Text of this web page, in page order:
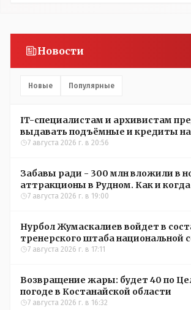
Новости
Новые Популярные
IT-специалистам и архивистам
выдавать подъёмные и кредиты
сёлах Казахстана
7 августа 2026 г. в 20:56
Забавы ради - 300 млн вложили в
аттракционы в Рудном. Как и
окупятся?
7 августа 2026 г. в 19:00
Нурбол Жумаскалиев войдет в
тренерского штаба национальной
Казахстана по футболу
7 августа 2026 г. в 17:11
Возвращение жары: будет 40 по
погоде в Костанайской области
7 августа 2026 г. в 16:32